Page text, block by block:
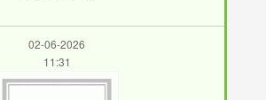
02-06-2026
11:31